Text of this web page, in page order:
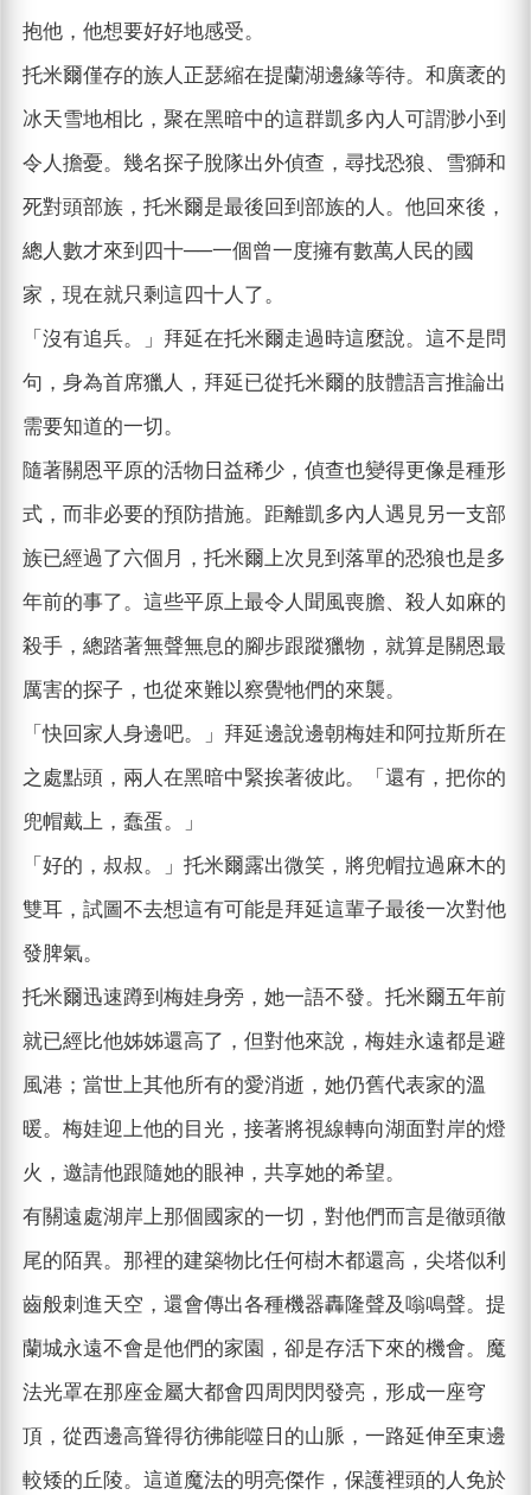
抱他，他想要好好地感受。
托米爾僅存的族人正瑟縮在提蘭湖邊緣等待。和廣袤的
冰天雪地相比，聚在黑暗中的這群凱多內人可謂渺小到
令人擔憂。幾名探子脫隊出外偵查，尋找恐狼、雪獅和
死對頭部族，托米爾是最後回到部族的人。他回來後，
總人數才來到四十──一個曾一度擁有數萬人民的國
家，現在就只剩這四十人了。
「沒有追兵。」拜延在托米爾走過時這麼說。這不是問
句，身為首席獵人，拜延已從托米爾的肢體語言推論出
需要知道的一切。
隨著關恩平原的活物日益稀少，偵查也變得更像是種形
式，而非必要的預防措施。距離凱多內人遇見另一支部
族已經過了六個月，托米爾上次見到落單的恐狼也是多
年前的事了。這些平原上最令人聞風喪膽、殺人如麻的
殺手，總踏著無聲無息的腳步跟蹤獵物，就算是關恩最
厲害的探子，也從來難以察覺牠們的來襲。
「快回家人身邊吧。」拜延邊說邊朝梅娃和阿拉斯所在
之處點頭，兩人在黑暗中緊挨著彼此。「還有，把你的
兜帽戴上，蠢蛋。」
「好的，叔叔。」托米爾露出微笑，將兜帽拉過麻木的
雙耳，試圖不去想這有可能是拜延這輩子最後一次對他
發脾氣。
托米爾迅速蹲到梅娃身旁，她一語不發。托米爾五年前
就已經比他姊姊還高了，但對他來說，梅娃永遠都是避
風港；當世上其他所有的愛消逝，她仍舊代表家的溫
暖。梅娃迎上他的目光，接著將視線轉向湖面對岸的燈
火，邀請他跟隨她的眼神，共享她的希望。
有關遠處湖岸上那個國家的一切，對他們而言是徹頭徹
尾的陌異。那裡的建築物比任何樹木都還高，尖塔似利
齒般刺進天空，還會傳出各種機器轟隆聲及嗡鳴聲。提
蘭城永遠不會是他們的家園，卻是存活下來的機會。魔
法光罩在那座金屬大都會四周閃閃發亮，形成一座穹
頂，從西邊高聳得彷彿能噬日的山脈，一路延伸至東邊
較矮的丘陵。這道魔法的明亮傑作，保護裡頭的人免於